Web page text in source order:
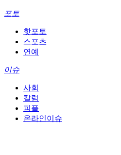
포토
핫포토
스포츠
연예
이슈
사회
칼럼
피플
온라인이슈